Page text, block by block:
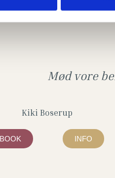
i kroppen samt
Mød vore
Kiki Boserup
BOOK INFO